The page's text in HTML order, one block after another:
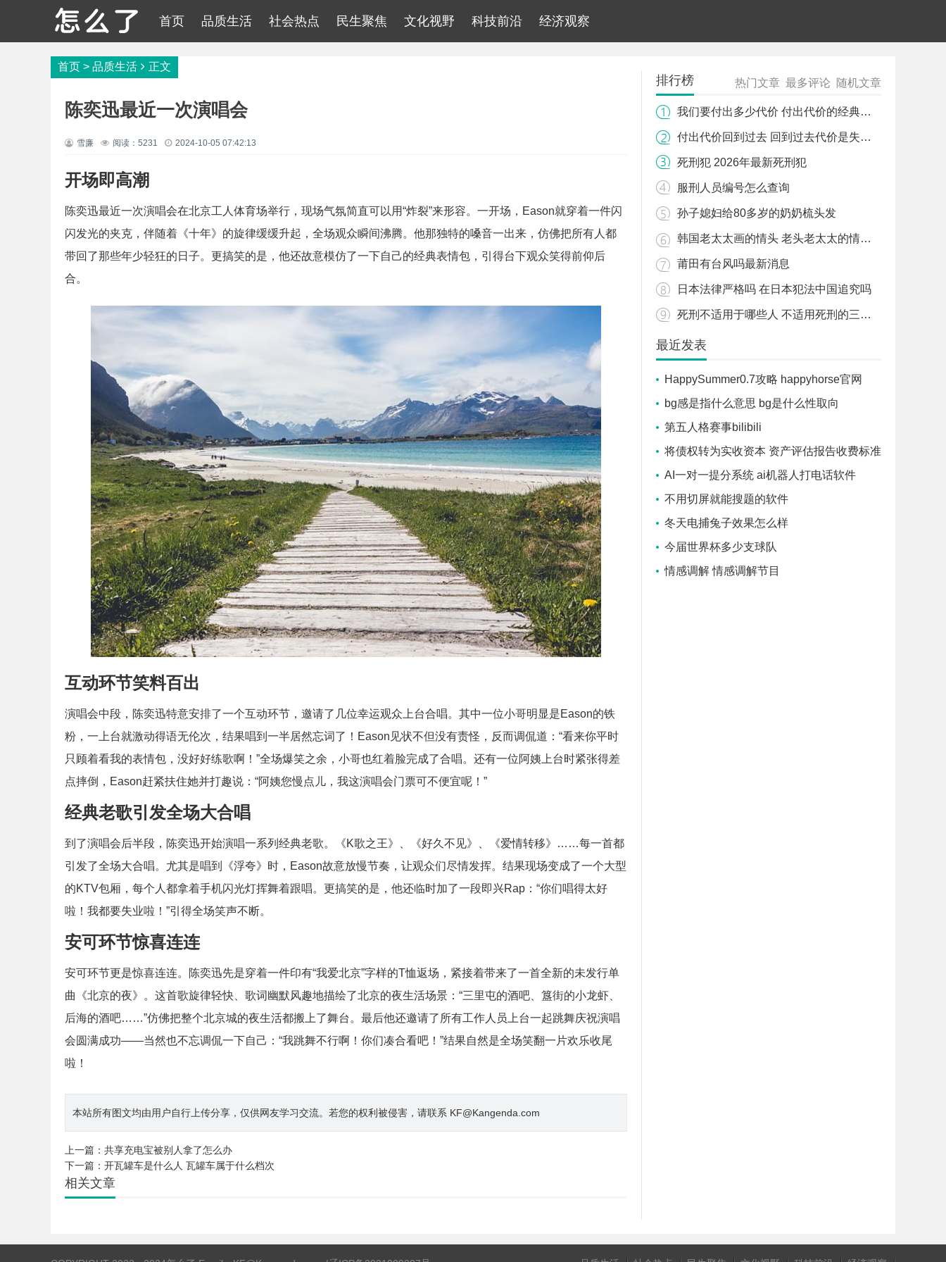
首页 品质生活 社会热点 民生聚焦 文化视野 科技前沿 经济观察
首页 > 品质生活 正文
陈奕迅最近一次演唱会
雪廉 阅读：5231 2024-10-05 07:42:13
开场即高潮
陈奕迅最近一次演唱会在北京工人体育场举行，现场气氛简直可以用“炸裂”来形容。一开场，Eason就穿着一件闪
闪发光的夹克，伴随着《十年》的旋律缓缓升起，全场观众瞬间沸腾。他那独特的嗓音一出来，仿佛把所有人都
带回了那些年少轻狂的日子。更搞笑的是，他还故意模仿了一下自己的经典表情包，引得台下观众笑得前仰后
合。
互动环节笑料百出
演唱会中段，陈奕迅特意安排了一个互动环节，邀请了几位幸运观众上台合唱。其中一位小哥明显是Eason的铁
粉，一上台就激动得语无伦次，结果唱到一半居然忘词了！Eason见状不但没有责怪，反而调侃道：“看来你平时
只顾着看我的表情包，没好好练歌啊！”全场爆笑之余，小哥也红着脸完成了合唱。还有一位阿姨上台时紧张得差
点摔倒，Eason赶紧扶住她并打趣说：“阿姨您慢点儿，我这演唱会门票可不便宜呢！”
经典老歌引发全场大合唱
到了演唱会后半段，陈奕迅开始演唱一系列经典老歌。《K歌之王》、《好久不见》、《爱情转移》……每一首都
引发了全场大合唱。尤其是唱到《浮夸》时，Eason故意放慢节奏，让观众们尽情发挥。结果现场变成了一个大型
的KTV包厢，每个人都拿着手机闪光灯挥舞着跟唱。更搞笑的是，他还临时加了一段即兴Rap：“你们唱得太好
啦！我都要失业啦！”引得全场笑声不断。
安可环节惊喜连连
安可环节更是惊喜连连。陈奕迅先是穿着一件印有“我爱北京”字样的T恤返场，紧接着带来了一首全新的未发行单
曲《北京的夜》。这首歌旋律轻快、歌词幽默风趣地描绘了北京的夜生活场景：“三里屯的酒吧、簋街的小龙虾、
后海的酒吧……”仿佛把整个北京城的夜生活都搬上了舞台。最后他还邀请了所有工作人员上台一起跳舞庆祝演唱
会圆满成功——当然也不忘调侃一下自己：“我跳舞不行啊！你们凑合看吧！”结果自然是全场笑翻一片欢乐收尾
啦！
本站所有图文均由用户自行上传分享，仅供网友学习交流。若您的权利被侵害，请联系 KF@Kangenda.com
上一篇： 共享充电宝被别人拿了怎么办
下一篇： 开瓦罐车是什么人 瓦罐车属于什么档次
相关文章
排行榜 热门文章 最多评论 随机文章
我们要付出多少代价 付出代价的经典句子
付出代价回到过去 回到过去代价是失去记忆
死刑犯 2026年最新死刑犯
服刑人员编号怎么查询
孙子媳妇给80多岁的奶奶梳头发
韩国老太太画的情头 老头老太太的情侣图片
莆田有台风吗最新消息
日本法律严格吗 在日本犯法中国追究吗
死刑不适用于哪些人 不适用死刑的三类人
最近发表
HappySummer0.7攻略 happyhorse官网
bg感是指什么意思 bg是什么性取向
第五人格赛事bilibili
将债权转为实收资本 资产评估报告收费标准
AI一对一提分系统 ai机器人打电话软件
不用切屏就能搜题的软件
冬天电捕兔子效果怎么样
今届世界杯多少支球队
情感调解 情感调解节目